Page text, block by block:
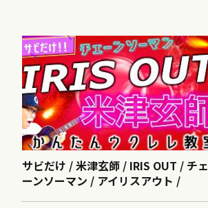
サビだけ / 米津玄師 / IRIS OUT / チェ
ーンソーマン / アイリスアウト /